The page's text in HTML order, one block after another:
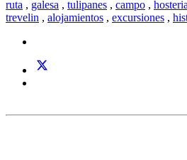
ruta , galesa , tulipanes , campo ,
trevelin , alojamientos , excursiones ,